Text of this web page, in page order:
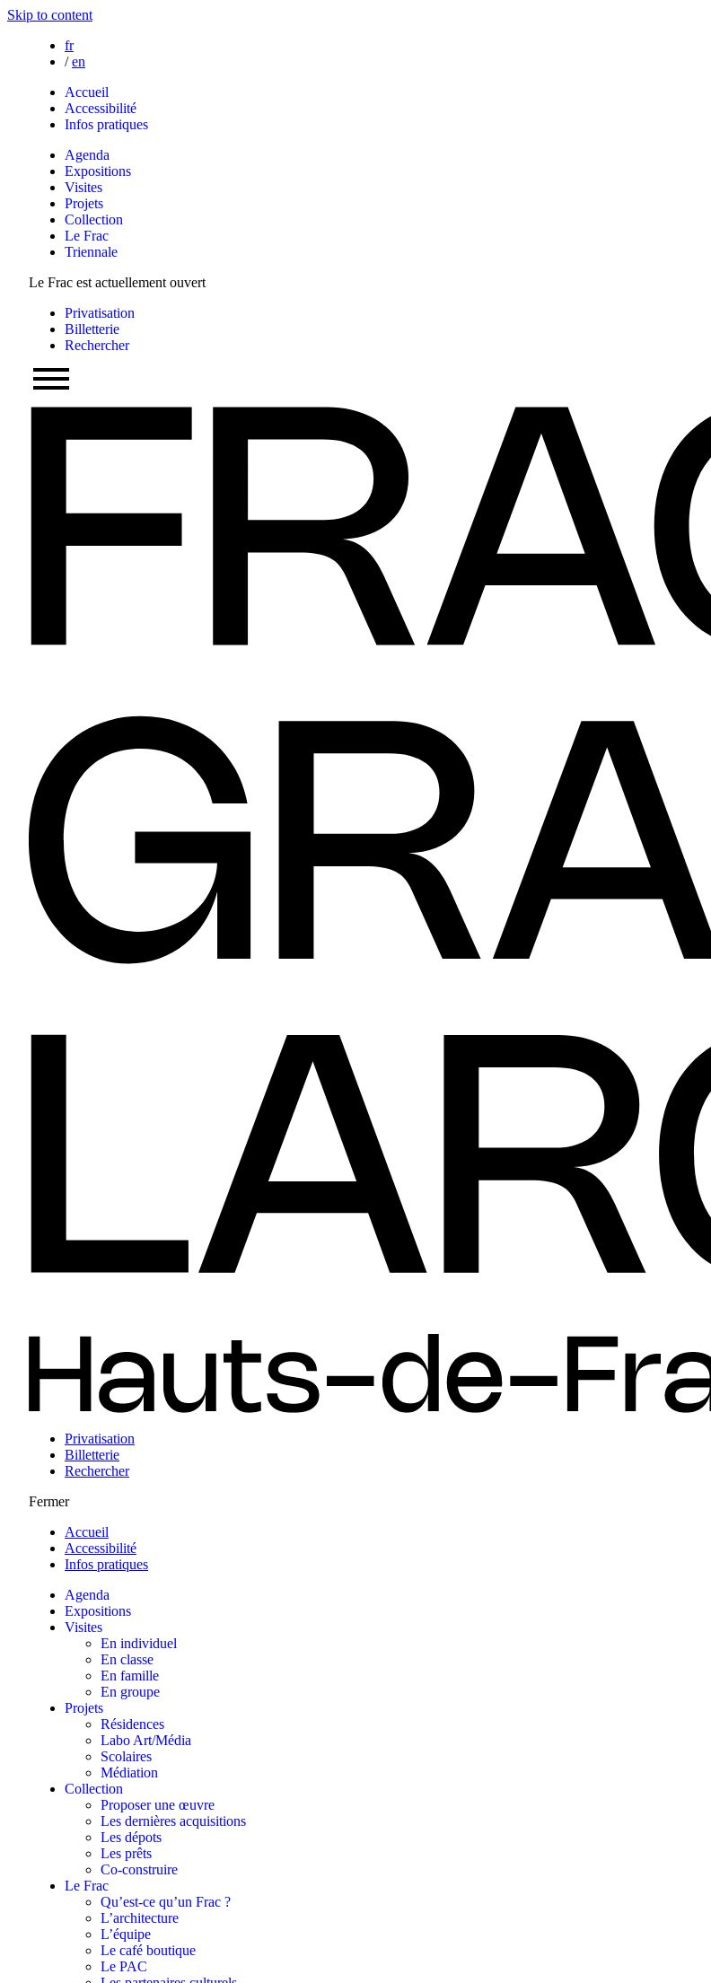
Skip to content
fr
/ en
Accueil
Accessibilité
Infos pratiques
Agenda
Expositions
Visites
Projets
Collection
Le Frac
Triennale
Le Frac est actuellement ouvert
Privatisation
Billetterie
Rechercher
Privatisation
Billetterie
Rechercher
Fermer
Accueil
Accessibilité
Infos pratiques
Agenda
Expositions
Visites
En individuel
En classe
En famille
En groupe
Projets
Résidences
Labo Art/Média
Scolaires
Médiation
Collection
Proposer une œuvre
Les dernières acquisitions
Les dépots
Les prêts
Co-construire
Le Frac
Qu’est-ce qu’un Frac ?
L’architecture
L’équipe
Le café boutique
Le PAC